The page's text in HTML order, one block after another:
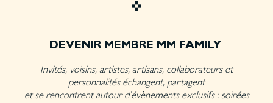
DEVENIR MEMBRE MM FAMILY
Invités, voisins, artistes, artisans, collaborateurs et
personnalités échangent, partagent
et se rencontrent autour d’évènements exclusifs : soirées